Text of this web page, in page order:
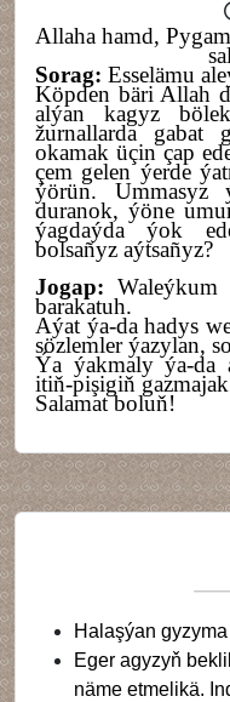
Allaha hamd,
Sorag: Esselämu
Köpden bäri Allah
alýan kagyz
žurnallarda gabat
okamak üçin çap
çem gelen ýerde
ýörün.
duranok, ýöne
ýagdaýda ýok
bolsañyz aýtsañyz?
Jogap: Waleýkum
barakatuh.
Aýat ýa-da hadys
sözlemler ýazylan,
Ýa ýakmaly ýa-da
itiň-pişigiň
Salamat boluň!
Halaşýan
Eger agyzyň
näme etmelikä.